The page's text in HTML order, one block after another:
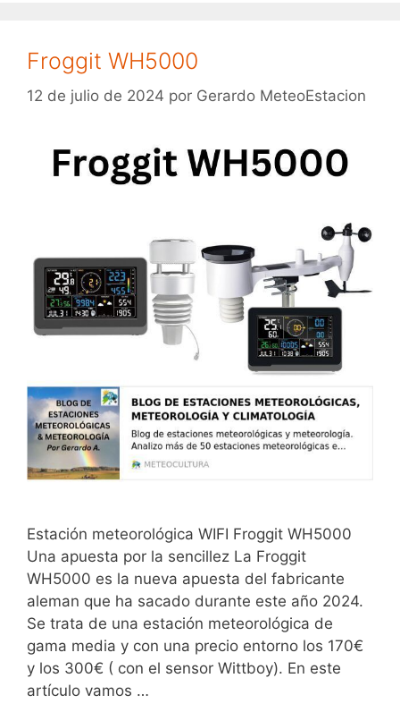
Froggit WH5000
12 de julio de 2024 por Gerardo MeteoEstacion
Estación meteorológica WIFI Froggit WH5000
Una apuesta por la sencillez La Froggit
WH5000 es la nueva apuesta del fabricante
aleman que ha sacado durante este año 2024.
Se trata de una estación meteorológica de
gama media y con una precio entorno los 170€
y los 300€ ( con el sensor Wittboy). En este
artículo vamos …